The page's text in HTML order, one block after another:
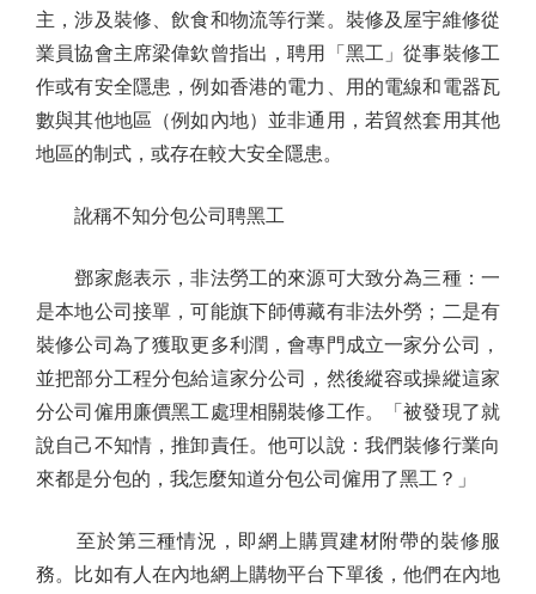
主，涉及裝修、飲食和物流等行業。裝修及屋宇維修從
業員協會主席梁偉欽曾指出，聘用「黑工」從事裝修工
作或有安全隱患，例如香港的電力、用的電線和電器瓦
數與其他地區（例如內地）並非通用，若貿然套用其他
地區的制式，或存在較大安全隱患。
訛稱不知分包公司聘黑工
鄧家彪表示，非法勞工的來源可大致分為三種：一
是本地公司接單，可能旗下師傅藏有非法外勞；二是有
裝修公司為了獲取更多利潤，會專門成立一家分公司，
並把部分工程分包給這家分公司，然後縱容或操縱這家
分公司僱用廉價黑工處理相關裝修工作。「被發現了就
說自己不知情，推卸責任。他可以說：我們裝修行業向
來都是分包的，我怎麼知道分包公司僱用了黑工？」
至於第三種情況，即網上購買建材附帶的裝修服
務。比如有人在內地網上購物平台下單後，他們在內地